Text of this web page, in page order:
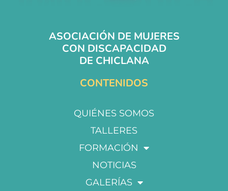
ASOCIACIÓN DE MUJERES
CON DISCAPACIDAD
DE CHICLANA
CONTENIDOS
QUIÉNES SOMOS
TALLERES
FORMACIÓN
NOTICIAS
GALERÍAS